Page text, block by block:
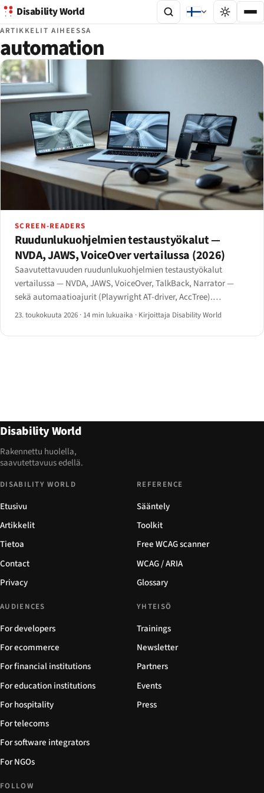
Disability World
ARTIKKELIT AIHEESSA
automation
SCREEN-READERS
Ruudunlukuohjelmien testaustyökalut —
NVDA, JAWS, VoiceOver vertailussa (2026)
Saavutettavuuden ruudunlukuohjelmien testaustyökalut
vertailussa — NVDA, JAWS, VoiceOver, TalkBack, Narrator —
sekä automaatioajurit (Playwright AT-driver, AccTree).
Testaustyönkulku 2026.
23. toukokuuta 2026 · 14 min lukuaika · Kirjoittaja Disability World
Disability World
Rakennettu huolella,
saavutettavuus edellä.
DISABILITY WORLD
Etusivu
Artikkelit
Tietoa
Contact
Privacy
REFERENCE
Sääntely
Toolkit
Free WCAG scanner
WCAG / ARIA
Glossary
AUDIENCES
For developers
For ecommerce
For financial institutions
For education institutions
For hospitality
For telecoms
For software integrators
For NGOs
YHTEISÖ
Trainings
Newsletter
Partners
Events
Press
FOLLOW